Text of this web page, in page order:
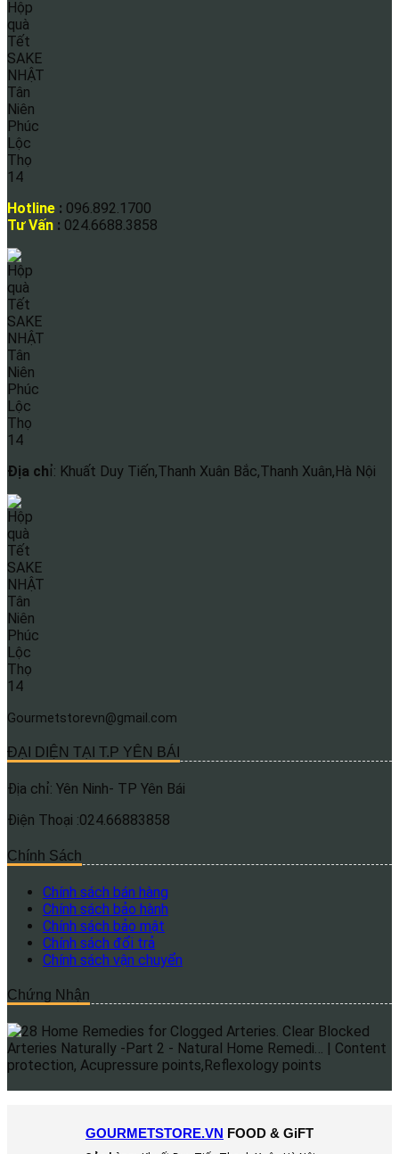
Hotline : 096.892.1700
Tư Vấn : 024.6688.3858
Địa chỉ: Khuất Duy Tiến,Thanh Xuân Bắc,Thanh Xuân,Hà Nội
Gourmetstorevn@gmail.com
ĐẠI DIỆN TẠI T.P YÊN BÁI
Địa chỉ: Yên Ninh- TP Yên Bái
Điện Thoại :024.66883858
Chính Sách
Chính sách bán hàng
Chính sách bảo hành
Chính sách bảo mật
Chính sách đổi trả
Chính sách vận chuyển
Chứng Nhận
GOURMETSTORE.VN FOOD & GiFT